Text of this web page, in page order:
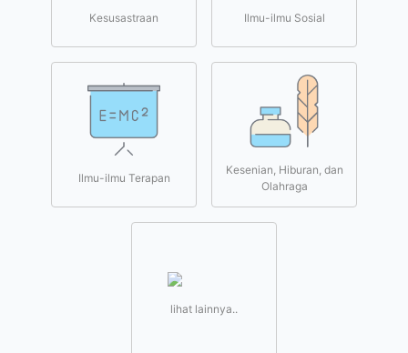
Kesusastraan Ilmu-ilmu Sosial
Ilmu-ilmu Terapan
Kesenian, Hiburan, dan
Olahraga
lihat lainnya..